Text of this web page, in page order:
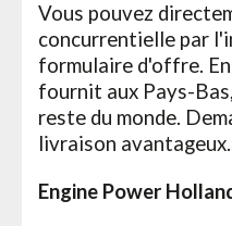
Vous pouvez
concurrentielle par
formulaire d'offre.
fournit aux Pays-
reste du monde.
livraison avantageux.
Engine Power